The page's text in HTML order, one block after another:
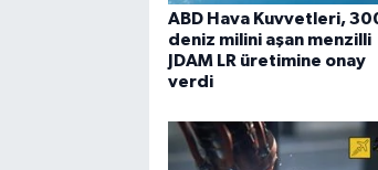
ABD Hava Kuvvetleri,
deniz milini aşan menzilli
JDAM LR üretimine onay
verdi